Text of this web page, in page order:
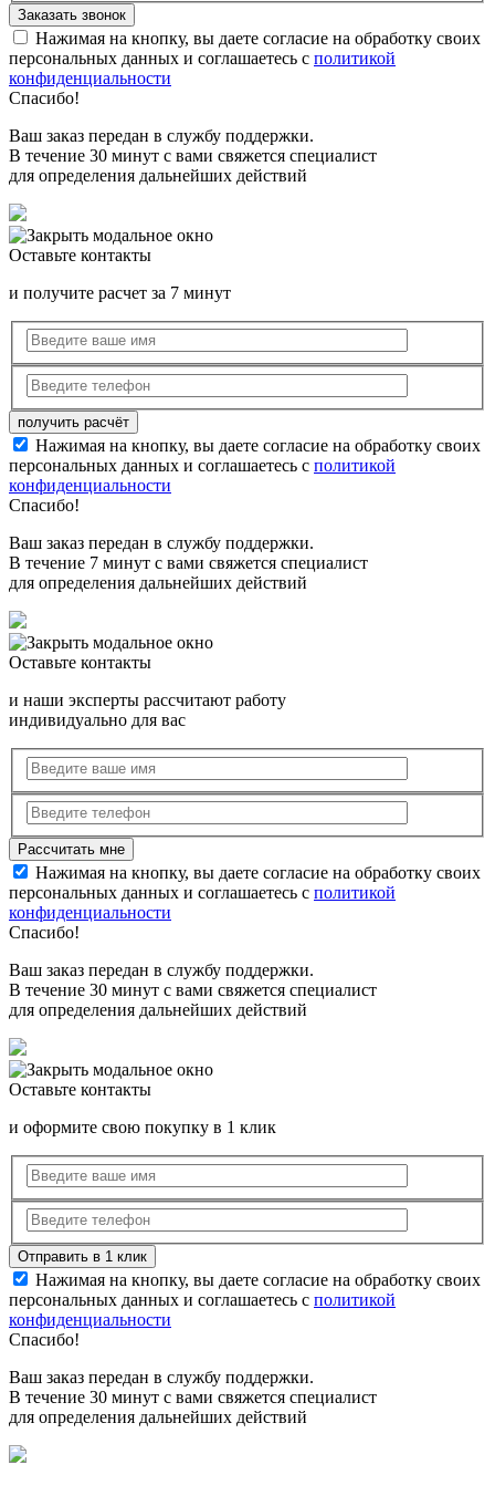
Нажимая на кнопку, вы даете согласие на обработку своих
персональных данных и соглашаетесь с политикой
конфиденциальности
Спасибо!
Ваш заказ передан в службу поддержки.
В течение 30 минут с вами свяжется специалист
для определения дальнейших действий
Оставьте контакты
и получите расчет за 7 минут
Нажимая на кнопку, вы даете согласие на обработку своих
персональных данных и соглашаетесь с политикой
конфиденциальности
Спасибо!
Ваш заказ передан в службу поддержки.
В течение 7 минут с вами свяжется специалист
для определения дальнейших действий
Оставьте контакты
и наши эксперты рассчитают работу
индивидуально для вас
Нажимая на кнопку, вы даете согласие на обработку своих
персональных данных и соглашаетесь с политикой
конфиденциальности
Спасибо!
Ваш заказ передан в службу поддержки.
В течение 30 минут с вами свяжется специалист
для определения дальнейших действий
Оставьте контакты
и оформите свою покупку в 1 клик
Нажимая на кнопку, вы даете согласие на обработку своих
персональных данных и соглашаетесь с политикой
конфиденциальности
Спасибо!
Ваш заказ передан в службу поддержки.
В течение 30 минут с вами свяжется специалист
для определения дальнейших действий